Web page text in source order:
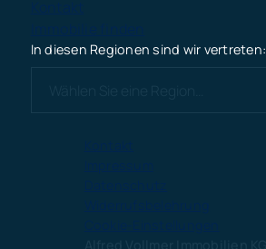
In diesen Regionen sind wir vertreten: